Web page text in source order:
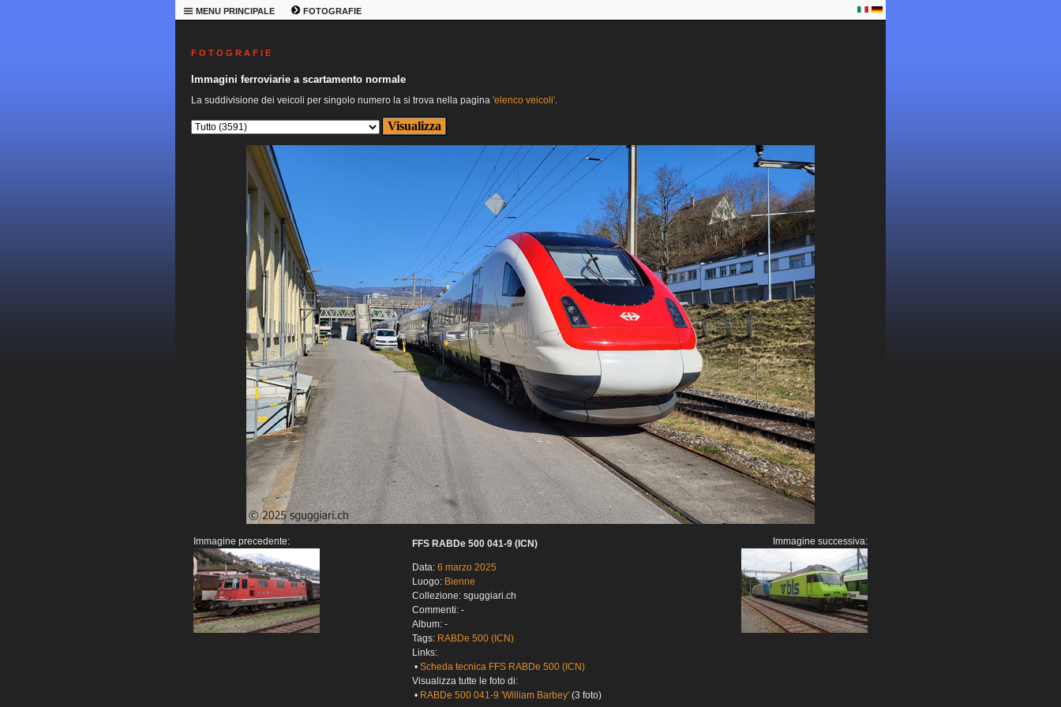
MENU PRINCIPALE FOTOGRAFIE
F O T O G R A F I E
Immagini ferroviarie a scartamento normale
La suddivisione dei veicoli per singolo numero la si trova nella pagina 'elenco veicoli'.
Immagine precedente: FFS RABDe 500 041-9 (ICN)
Data: 6 marzo 2025
Luogo: Bienne
Collezione: sguggiari.ch
Commenti: -
Album: -
Tags: RABDe 500 (ICN)
Links:
• Scheda tecnica FFS RABDe 500 (ICN)
Visualizza tutte le foto di:
• RABDe 500 041-9 'William Barbey' (3 foto)
Immagine successiva: